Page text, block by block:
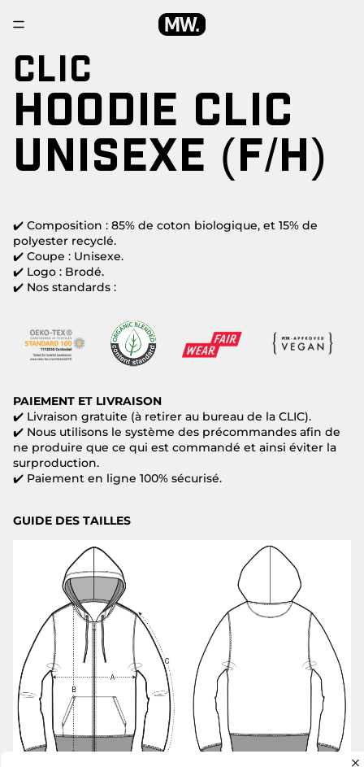
CLIC
HOODIE CLIC
UNISEXE (F/H)
✔️ Composition : 85% de coton biologique, et 15% de
polyester recyclé.
✔️ Coupe : Unisexe.
✔️ Logo : Brodé.
✔️ Nos standards :
PAIEMENT ET LIVRAISON
✔️ Livraison gratuite (à retirer au bureau de la CLIC).
✔️ Nous utilisons le système des précommandes afin de
ne produire que ce qui est commandé et ainsi éviter la
surproduction.
✔️ Paiement en ligne 100% sécurisé.
GUIDE DES TAILLES